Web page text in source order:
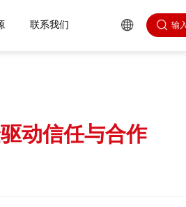
人力资源 联系我们
动信任与合作